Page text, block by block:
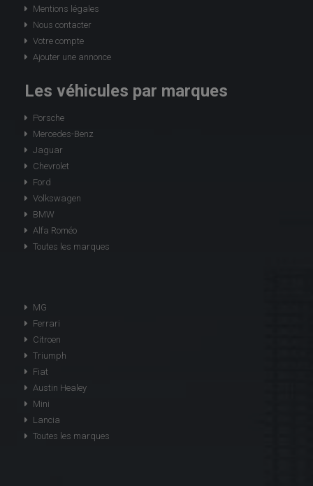
Mentions légales
Nous contacter
Votre compte
Ajouter une annonce
Les véhicules par marques
Porsche
Mercedes-Benz
Jaguar
Chevrolet
Ford
Volkswagen
BMW
Alfa Roméo
Toutes les marques
MG
Ferrari
Citroen
Triumph
Fiat
Austin Healey
Mini
Lancia
Toutes les marques